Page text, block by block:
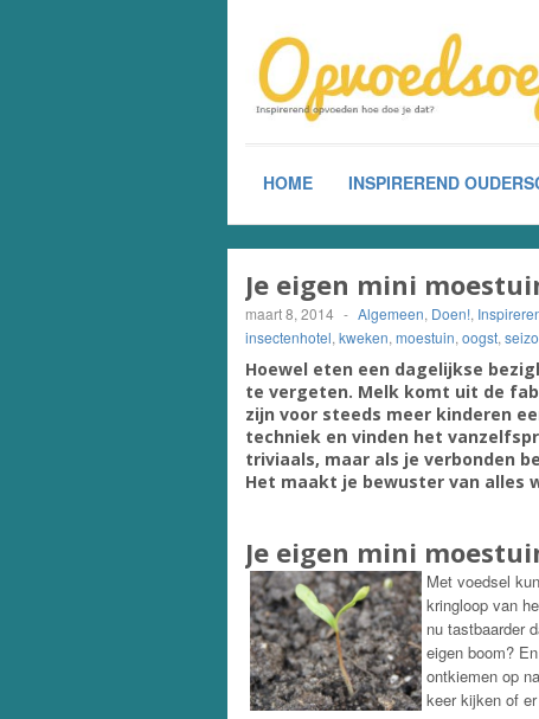
HOME INSPIREREND
Je eigen mini
maart 8, 2014 - Algemeen, Doen!,
insectenhotel, kweken, moestuin, oogst,
Hoewel eten een dagelijkse
te vergeten. Melk komt uit de
zijn voor steeds meer kinderen
techniek en vinden het
triviaals, maar als je verbonden
Het maakt je bewuster van alles
Je eigen mini
Met voedsel
kringloop van
nu tastbaarder
eigen boom?
ontkiemen op
keer kijken of